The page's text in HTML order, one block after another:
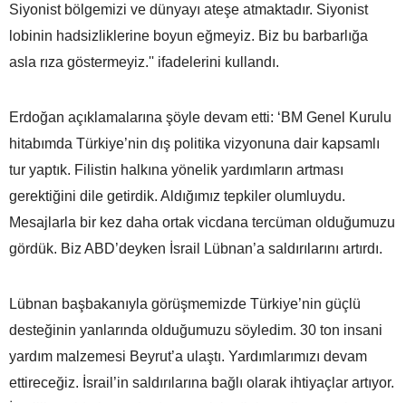
Siyonist bölgemizi ve dünyayı ateşe atmaktadır. Siyonist
lobinin hadsizliklerine boyun eğmeyiz. Biz bu barbarlığa
asla rıza göstermeyiz.'' ifadelerini kullandı.
Erdoğan açıklamalarına şöyle devam etti: ‘BM Genel Kurulu
hitabımda Türkiye’nin dış politika vizyonuna dair kapsamlı
tur yaptık. Filistin halkına yönelik yardımların artması
gerektiğini dile getirdik. Aldığımız tepkiler olumluydu.
Mesajlarla bir kez daha ortak vicdana tercüman olduğumuzu
gördük. Biz ABD’deyken İsrail Lübnan’a saldırılarını artırdı.
Lübnan başbakanıyla görüşmemizde Türkiye’nin güçlü
desteğinin yanlarında olduğumuzu söyledim. 30 ton insani
yardım malzemesi Beyrut’a ulaştı. Yardımlarımızı devam
ettireceğiz. İsrail’in saldırılarına bağlı olarak ihtiyaçlar artıyor.